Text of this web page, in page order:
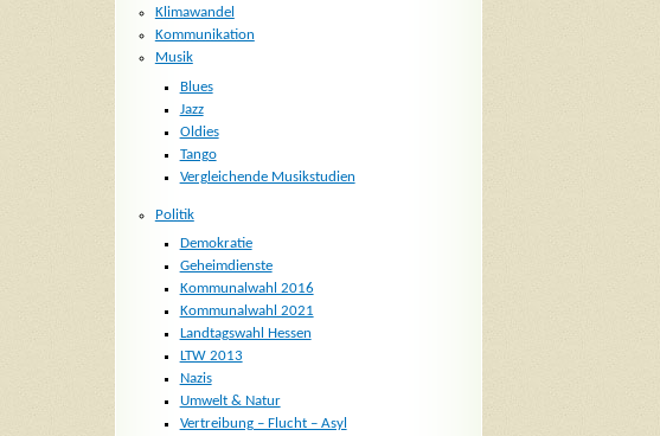
Klimawandel
Kommunikation
Musik
Blues
Jazz
Oldies
Tango
Vergleichende Musikstudien
Politik
Demokratie
Geheimdienste
Kommunalwahl 2016
Kommunalwahl 2021
Landtagswahl Hessen
LTW 2013
Nazis
Umwelt & Natur
Vertreibung – Flucht – Asyl